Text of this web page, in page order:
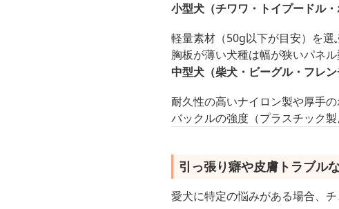
小型犬（チワワ・トイプードル
軽量素材（50g以下が目安）を選
胸板が薄い犬種は幅が狭いパネ
中型犬（柴犬・ビーグル・フレ
耐久性の高いナイロン製や厚手
バックルの強度（プラスチック
引っ張り癖や皮膚トラブル
愛犬に特定の悩みがある場合、